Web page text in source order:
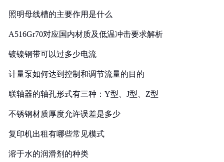
照明母线槽的主要作用是什么
A516Gr70对应国内材质及低温冲击要求解析
镀镍钢带可以过多少电流
计量泵如何达到控制和调节流量的目的
联轴器的轴孔形式有三种：Y型、J型、Z型
不锈钢材质厚度允许误差是多少
复印机出租有哪些常见模式
溶于水的润滑剂的种类